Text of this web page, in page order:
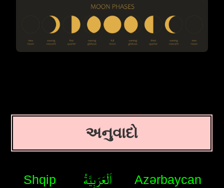
અનુવાદો
Shqip اَلْعَرَبِيَّةُ Azərbaycan